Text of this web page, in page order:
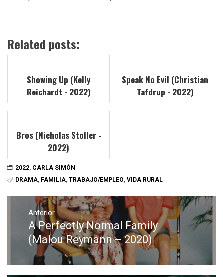
Related posts:
Showing Up (Kelly
Reichardt - 2022)
Speak No Evil (Christian
Tafdrup - 2022)
Bros (Nicholas Stoller -
2022)
2022, CARLA SIMÓN
DRAMA, FAMILIA, TRABAJO/EMPLEO, VIDA RURAL
Navegación
entradas
Anterior
Entrada
anterior:
A Perfectly Normal Family
(Malou Reymann – 2020)